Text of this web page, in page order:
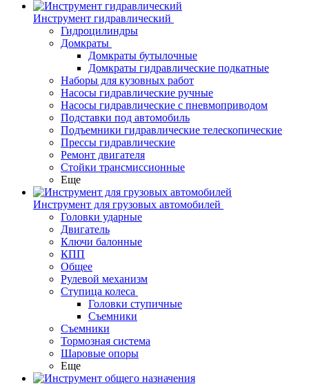
Инструмент гидравлический
Гидроцилиндры
Домкраты
Домкраты бутылочные
Домкраты гидравлические подкатные
Наборы для кузовных работ
Насосы гидравлические ручные
Насосы гидравлические с пневмоприводом
Подставки под автомобиль
Подъемники гидравлические телескопические
Прессы гидравлические
Ремонт двигателя
Стойки трансмиссионные
Еще
Инструмент для грузовых автомобилей
Головки ударные
Двигатель
Ключи балонные
КПП
Общее
Рулевой механизм
Ступица колеса
Головки ступичные
Съемники
Съемники
Тормозная система
Шаровые опоры
Еще